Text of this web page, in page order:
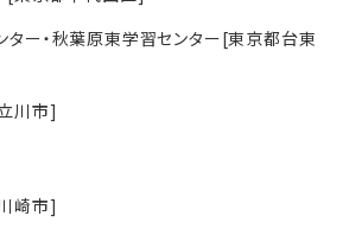
ー・秋葉原東学習センター[東京都台東
川市]
崎市]